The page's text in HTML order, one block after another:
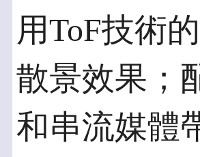
用ToF技術
散景效果；
和串流媒體